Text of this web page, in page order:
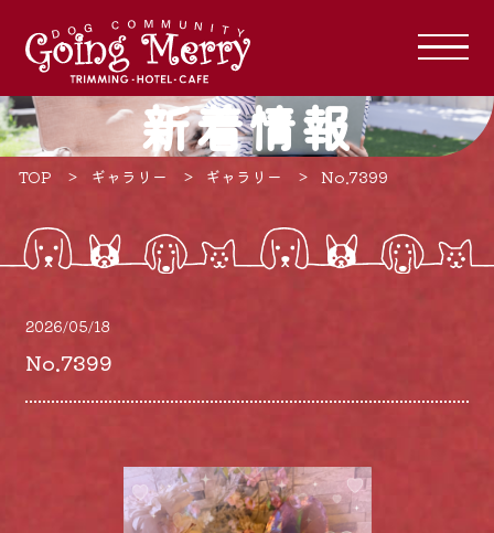
新着情報
TOP ギャラリー ギャラリー No.7399
2026/05/18
No.7399